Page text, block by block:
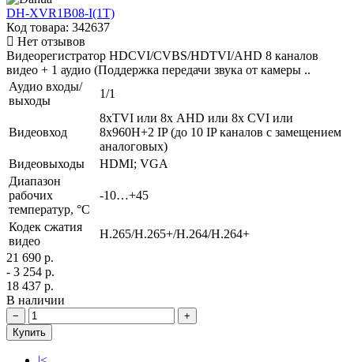
DH-XVR1B08-I(1T)
Код товара: 342637
Нет отзывов
Видеорегистратор HDCVI/CVBS/HDTVI/AHD 8 каналов
видео + 1 аудио (Поддержка передачи звука от камеры ..
Аудио входы/
выходы
1/1
Видеовход
8xTVI или 8х AHD или 8x CVI или
8х960H+2 IP (до 10 IP каналов с замещением
аналоговых)
Видеовыходы
HDMI; VGA
Диапазон
рабочих
температур, °С
-10…+45
Кодек сжатия
видео
H.265/H.265+/H.264/H.264+
21 690 р.
- 3 254 р.
18 437 р.
В наличии
−
+
Купить